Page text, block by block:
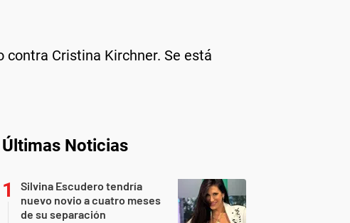
Cristina Kirchner. Se está
Últimas Noticias
Silvina Escudero tendría
nuevo novio a cuatro meses
de su separación